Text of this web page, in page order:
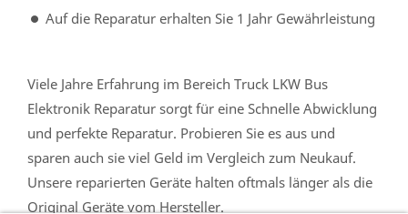
Auf die Reparatur erhalten Sie 1 Jahr Gewährleistung
Viele Jahre Erfahrung im Bereich Truck LKW Bus
Elektronik Reparatur sorgt für eine Schnelle Abwicklung
und perfekte Reparatur. Probieren Sie es aus und
sparen auch sie viel Geld im Vergleich zum Neukauf.
Unsere reparierten Geräte halten oftmals länger als die
Original Geräte vom Hersteller.